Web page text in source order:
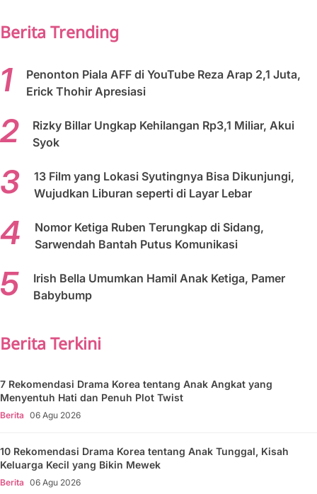
Berita Trending
Penonton Piala AFF di YouTube Reza Arap 2,1 Juta,
Erick Thohir Apresiasi
Rizky Billar Ungkap Kehilangan Rp3,1 Miliar, Akui
Syok
13 Film yang Lokasi Syutingnya Bisa Dikunjungi,
Wujudkan Liburan seperti di Layar Lebar
Nomor Ketiga Ruben Terungkap di Sidang,
Sarwendah Bantah Putus Komunikasi
Irish Bella Umumkan Hamil Anak Ketiga, Pamer
Babybump
Berita Terkini
7 Rekomendasi Drama Korea tentang Anak Angkat yang
Menyentuh Hati dan Penuh Plot Twist
Berita 06 Agu 2026
10 Rekomendasi Drama Korea tentang Anak Tunggal, Kisah
Keluarga Kecil yang Bikin Mewek
Berita 06 Agu 2026